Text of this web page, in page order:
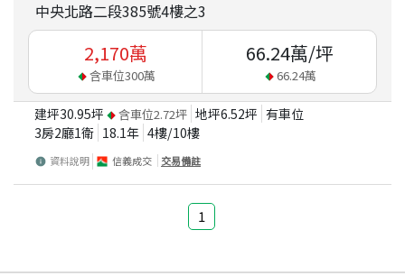
中央北路二段385號4樓之3
2,170萬
含車位300萬
66.24萬/坪
66.24萬
建坪30.95坪 含車位2.72坪 地坪6.52坪 有車位
3房2廳1衛 18.1年 4樓/10樓
資料說明 信義成交 交易備註
1